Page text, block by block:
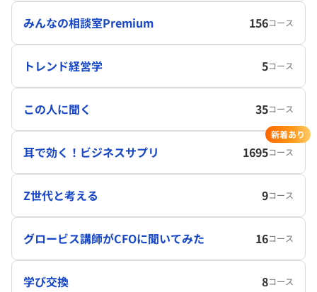
みんなの相談室Premium 156コース
トレンド経営学 5コース
この人に聞く 35コース
耳で効く！ビジネスサプリ 1695コース
新着あり
Z世代と考える 9コース
グロービス講師がCFOに聞いてみた 16コース
学び交換 8コース